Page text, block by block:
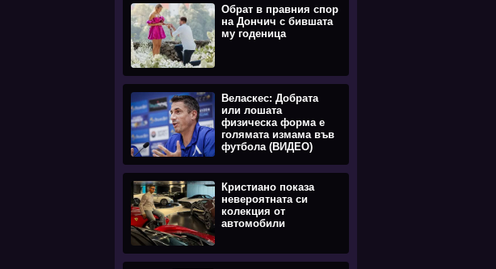
Обрат в правния спор
на Дончич с бившата
му годеница
Веласкес: Добрата
или лошата
физическа форма е
голямата измама във
футбола (ВИДЕО)
Кристиано показа
невероятната си
колекция от
автомобили